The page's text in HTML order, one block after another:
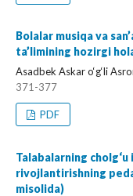
Bolalar musiqa va
ta’limining hozirgi
Asadbek Askar o‘g‘li
371-377
PDF
Talabalarning
rivojlantirishning
misolida)